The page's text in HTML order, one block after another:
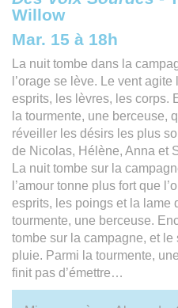
Willow
Mar. 15 à 18h
La nuit tombe dans la
l’orage se lève. Le vent agite
esprits, les lèvres, les corps.
la tourmente, une berceuse,
réveiller les désirs les plus
de Nicolas, Hélène, Anna et
La nuit tombe sur la
l’amour tonne plus fort que
esprits, les poings et la lame
tourmente, une berceuse.
tombe sur la campagne, et
pluie. Parmi la tourmente,
finit pas d’émettre…